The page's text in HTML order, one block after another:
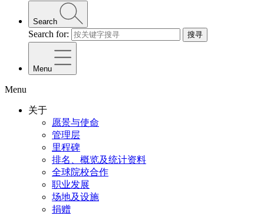
Search
Search for: 搜寻
Menu
Menu
关于
愿景与使命
管理层
里程碑
排名、概览及统计资料
全球院校合作
职业发展
场地及设施
捐赠